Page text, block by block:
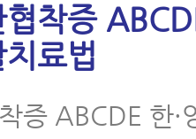
협착증
료법
증 ABCDE 한·